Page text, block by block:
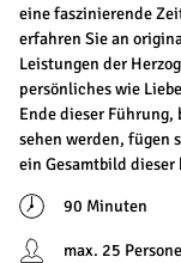
eine faszinierende
erfahren Sie an
Leistungen der
persönliches wie
Ende dieser Führung,
sehen werden, fügen
ein Gesamtbild
90 Minuten
max. 25